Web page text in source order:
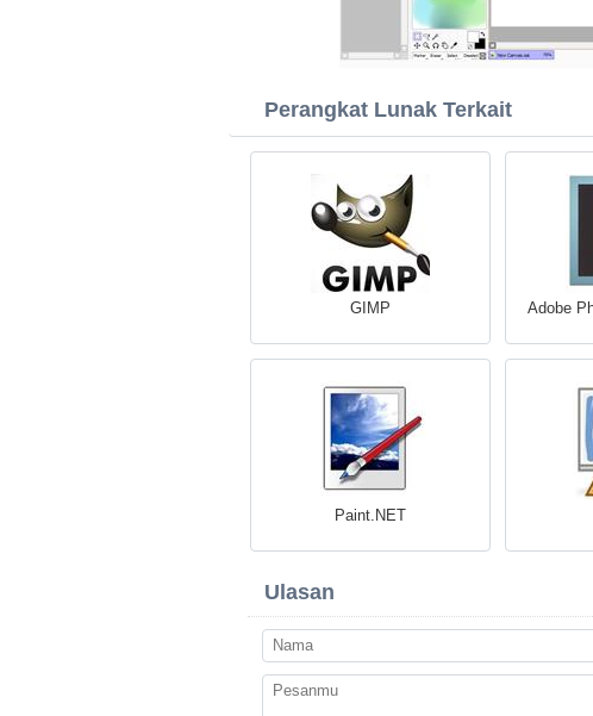
Perangkat Lunak Terkait
GIMP Adobe
Paint.NET
Ulasan